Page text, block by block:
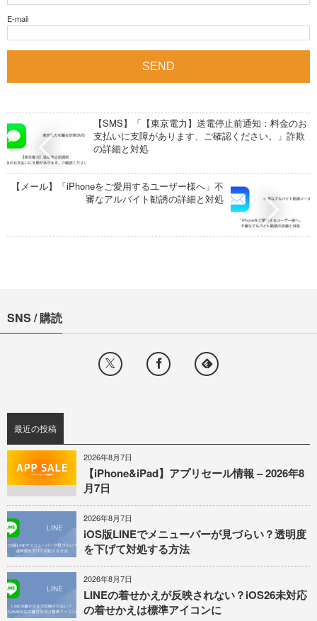
E-mail
【SMS】「【東京電力】送電停止前通知：料金のお
支払いに支障があります、ご確認ください。」詐欺
の詳細と対処
【メール】「iPhoneをご愛用するユーザー様へ」不
審なアルバイト勧誘の詳細と対処
SNS / 購読
最近の投稿
2026年8月7日
【iPhone&iPad】アプリセール情報 – 2026年8
月7日
2026年8月7日
iOS版LINEでメニューバーが見づらい？透明度
を下げて対処する方法
2026年8月7日
LINEの着せかえが反映されない？iOS26未対応
の着せかえは標準アイコンに